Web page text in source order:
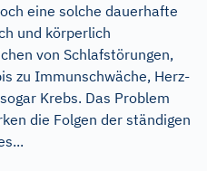
eine solche dauerhafte
und körperlich
von Schlafstörungen,
zu Immunschwäche, Herz-
Krebs. Das Problem
die Folgen der ständigen